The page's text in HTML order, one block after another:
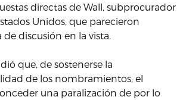
directas de Wall, subprocurador
Unidos, que parecieron
discusión en la vista.
que, de sostenerse la
de los nombramientos, el
una paralización de por lo